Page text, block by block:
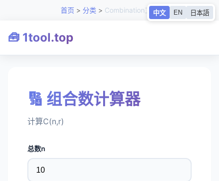
中文 EN 日本語
首页 > 分类 > Combination工具
🧰 1tool.top
🔢 组合数计算器
计算C(n,r)
总数n